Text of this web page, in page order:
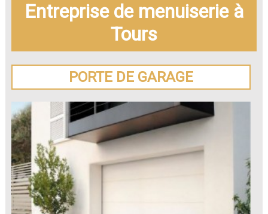
Entreprise de menuiserie à
Tours
PORTE DE GARAGE